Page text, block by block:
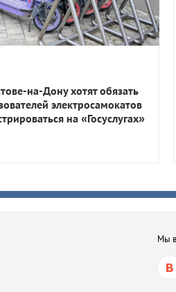
на-Дону хотят обязать
электросамокатов
на «Госуслугах»
Мы